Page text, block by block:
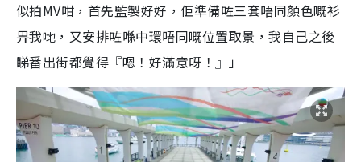
似拍MV咁，首先監製好好，佢準備咗三套唔同顏色嘅衫
畀我哋，又安排咗喺中環唔同嘅位置取景，我自己之後
睇番出街都覺得『嗯！好滿意呀！』」